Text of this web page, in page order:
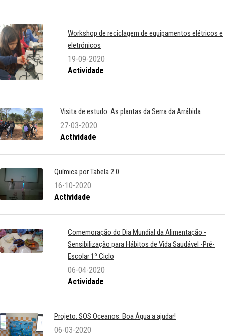
Workshop de reciclagem de equipamentos elétricos e
eletrónicos
19-09-2020
Actividade
Visita de estudo: As plantas da Serra da Arrábida
27-03-2020
Actividade
Química por Tabela 2.0
16-10-2020
Actividade
Comemoração do Dia Mundial da Alimentação -
Sensibilização para Hábitos de Vida Saudável -Pré-
Escolar 1º Ciclo
06-04-2020
Actividade
Projeto: SOS Oceanos: Boa Água a ajudar!
06-03-2020